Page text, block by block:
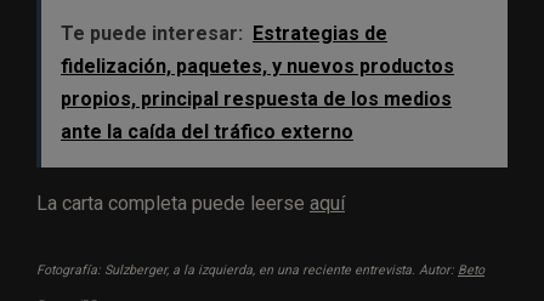
Te puede interesar: Estrategias de
fidelización, paquetes, y nuevos productos
propios, principal respuesta de los medios
ante la caída del tráfico externo
La carta completa puede leerse aquí
Fotografía: Sulzberger, a la izquierda, en una reciente entrevista. Autor: Beto